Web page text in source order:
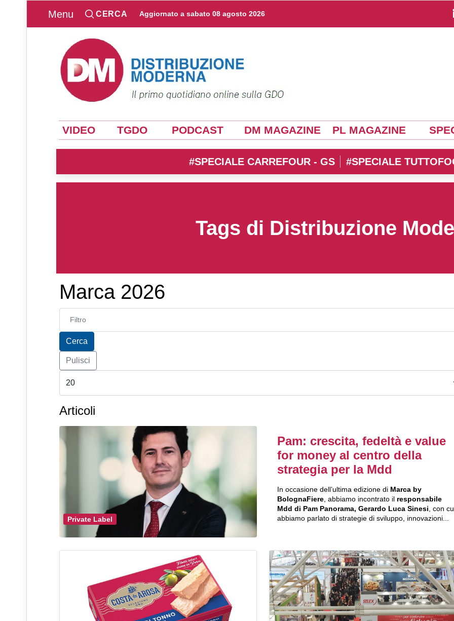
Menu CERCA Aggiornato a sabato 08 agosto 2026
VIDEO TGDO PODCAST DM MAGAZINE PL MAGAZINE
#SPECIALE CARREFOUR - GS #SPECIALE
Tags di Distribuzione
Marca 2026
Inserisci parte del titolo
Cerca
Pulisci
Articoli
Private Label
Pam: crescita, fedeltà e value
for money al centro della
strategia per la Mdd
In occasione dell’ultima edizione di Marca by
BolognaFiere, abbiamo incontrato il responsabile
Mdd di Pam Panorama, Gerardo Luca Sinesi, con
abbiamo parlato di strategie di sviluppo, innovazioni...